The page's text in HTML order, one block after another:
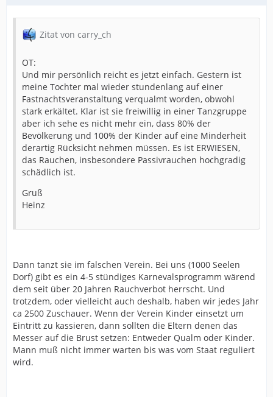
Zitat von carry_ch
OT:
Und mir persönlich reicht es jetzt einfach. Gestern ist
meine Tochter mal wieder stundenlang auf einer
Fastnachtsveranstaltung verqualmt worden, obwohl
stark erkältet. Klar ist sie freiwillig in einer Tanzgruppe
aber ich sehe es nicht mehr ein, dass 80% der
Bevölkerung und 100% der Kinder auf eine Minderheit
derartig Rücksicht nehmen müssen. Es ist ERWIESEN,
das Rauchen, insbesondere Passivrauchen hochgradig
schädlich ist.
Gruß
Heinz
Dann tanzt sie im falschen Verein. Bei uns (1000 Seelen
Dorf) gibt es ein 4-5 stündiges Karnevalsprogramm wärend
dem seit über 20 Jahren Rauchverbot herrscht. Und
trotzdem, oder vielleicht auch deshalb, haben wir jedes Jahr
ca 2500 Zuschauer. Wenn der Verein Kinder einsetzt um
Eintritt zu kassieren, dann sollten die Eltern denen das
Messer auf die Brust setzen: Entweder Qualm oder Kinder.
Mann muß nicht immer warten bis was vom Staat reguliert
wird.